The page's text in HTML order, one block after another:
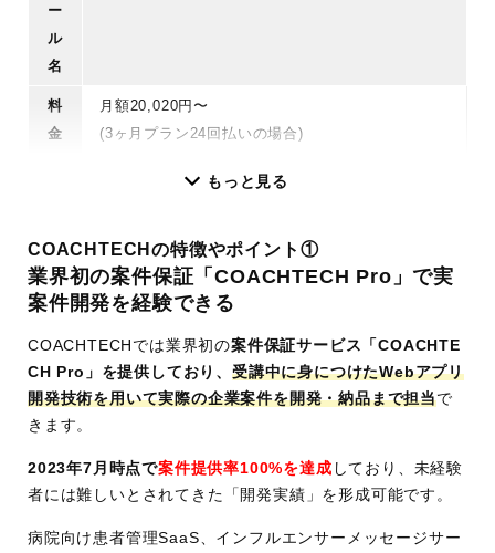
ー
ル
名
料
金
月額20,020円〜
(3ヶ月プラン24回払いの場合)
初心者向け：
★★★★★
フリーランス：★★★★★
就職/転職： ★★★☆✩
件
保
証
件
紹
介
もっと見る
COACHTECHの特徴やポイント①
業界初の案件保証「COACHTECH Pro」で実
案件開発を経験できる
COACHTECHでは業界初の案件保証サービス「COACHTE
CH Pro」を提供しており、 受講中に身につけたWebアプリ
開発技術を用いて実際の企業案件を開発・納品まで担当で
きます。
2023年7月時点で案件提供率100%を達成 しており、未経験
者には難しいとされてきた「開発実績」を形成可能です。
病院向け患者管理SaaS、インフルエンサーメッセージサー